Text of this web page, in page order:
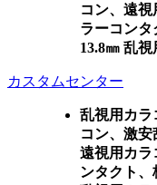
コン、遠
ラーコン
13.8㎜ 乱
カスタムセンター
乱視用カラ
コン、激安
遠視用カラ
ンタクト